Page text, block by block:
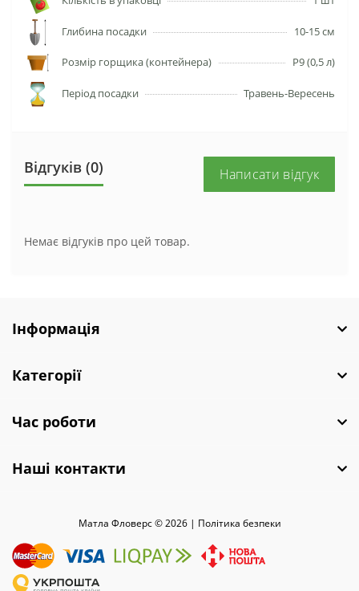
Глибина посадки 10-15 см
Розмір горщика (контейнера) P9 (0,5 л)
Період посадки Травень-Вересень
Відгуків (0) Написати відгук
Немає відгуків про цей товар.
Інформація
Категорії
Час роботи
Наші контакти
Матла Фловерс © 2026 | Полiтика безпеки